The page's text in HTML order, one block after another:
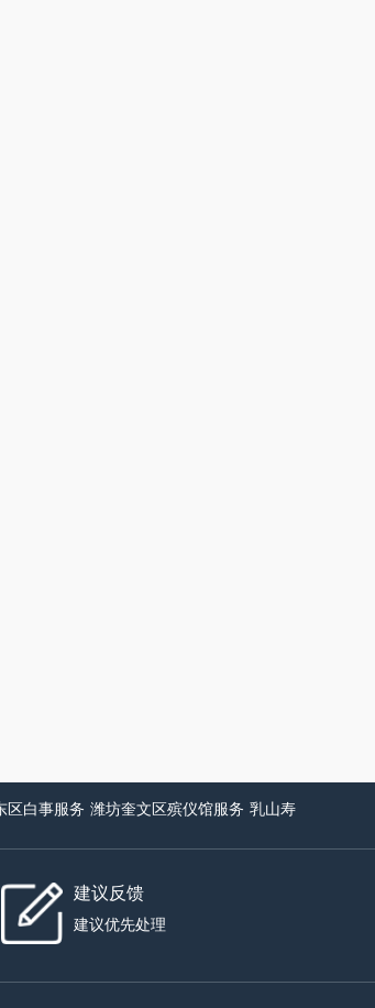
区白事服务 潍坊奎文区殡仪馆服务 乳山寿
建议反馈
建议优先处理